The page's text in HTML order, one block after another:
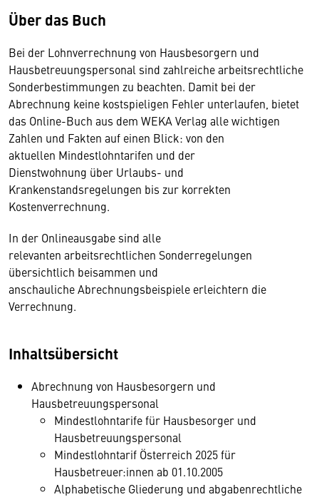
Über das Buch
Bei der Lohnverrechnung von Hausbesorgern und
Hausbetreuungspersonal sind zahlreiche arbeitsrechtliche
Sonderbestimmungen zu beachten. Damit bei der
Abrechnung keine kostspieligen Fehler unterlaufen, bietet
das Online-Buch aus dem WEKA Verlag alle wichtigen
Zahlen und Fakten auf einen Blick: von den
aktuellen Mindestlohntarifen und der
Dienstwohnung über Urlaubs- und
Krankenstandsregelungen bis zur korrekten
Kostenverrechnung.
In der Onlineausgabe sind alle
relevanten arbeitsrechtlichen Sonderregelungen
übersichtlich beisammen und
anschauliche Abrechnungsbeispiele erleichtern die
Verrechnung.
Inhaltsübersicht
Abrechnung von Hausbesorgern und
Hausbetreuungspersonal
Mindestlohntarife für Hausbesorger und
Hausbetreuungspersonal
Mindestlohntarif Österreich 2025 für
Hausbetreuer:innen ab 01.10.2005
Alphabetische Gliederung und abgabenrechtliche